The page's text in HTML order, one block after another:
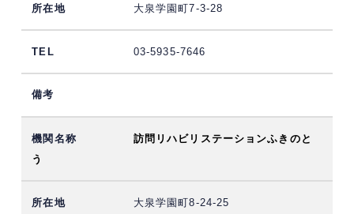
大泉学園町7-3-28
03-5935-7646
訪問リハビリステーションふきのと
う
大泉学園町8-24-25